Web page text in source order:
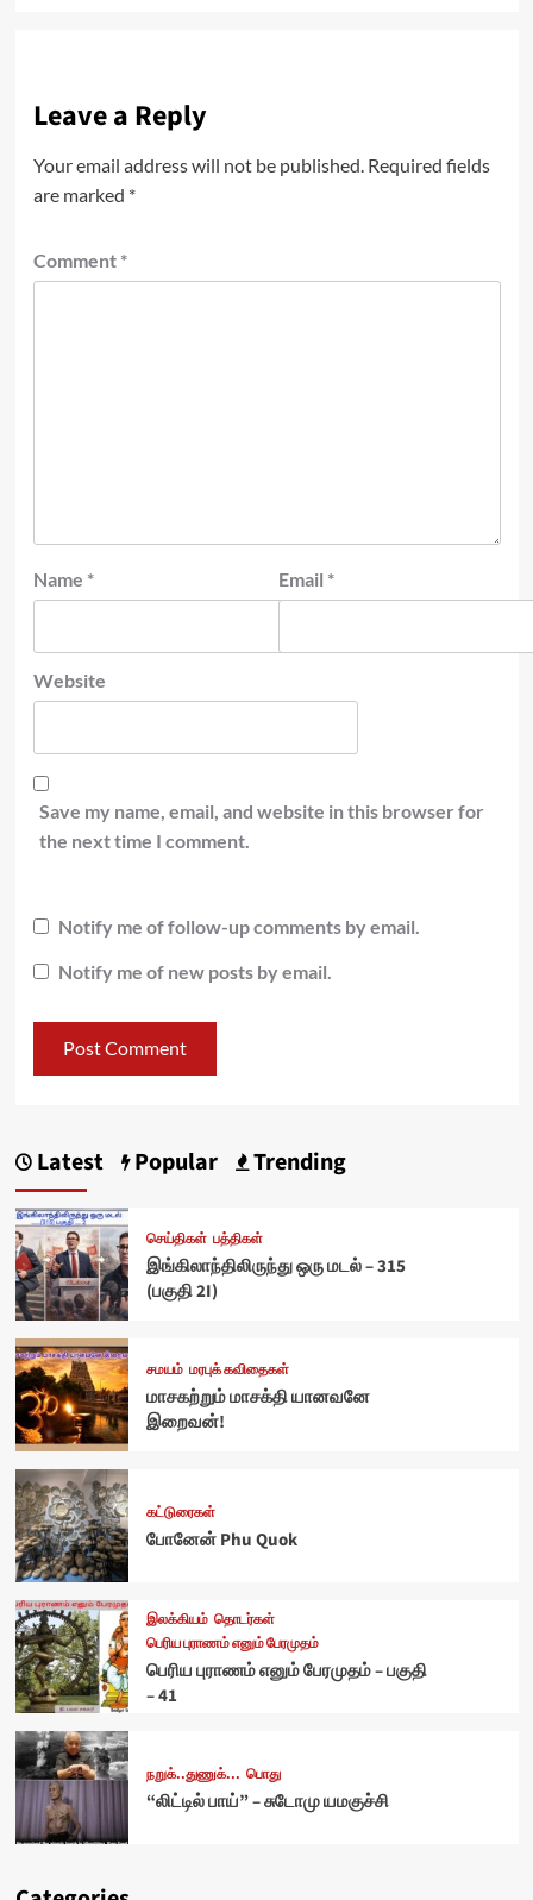
Leave a Reply
Your email address will not be published. Required fields
are marked *
Comment *
Name * Email *
Website
Save my name, email, and website in this browser for
the next time I comment.
Notify me of follow-up comments by email.
Notify me of new posts by email.
Latest Popular Trending
செய்திகள் பத்திகள்
இங்கிலாந்திலிருந்து ஒரு மடல் – 315
(பகுதி 2I)
சமயம் மரபுக் கவிதைகள்
மாசகற்றும் மாசக்தி யானவனே
இறைவன்!
கட்டுரைகள்
போனேன் Phu Quok
இலக்கியம் தொடர்கள்
பெரிய புராணம் எனும் பேரமுதம்
பெரிய புராணம் எனும் பேரமுதம் – பகுதி
– 41
நறுக்..துணுக்... பொது
“லிட்டில் பாய்” – சுடோமு யமகுச்சி